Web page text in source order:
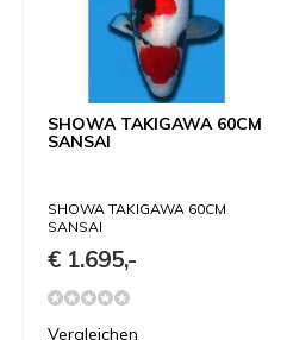
SHOWA TAKIGAWA 60CM
SANSAI
SHOWA TAKIGAWA 60CM
SANSAI
€ 1.695,-
Vergleichen